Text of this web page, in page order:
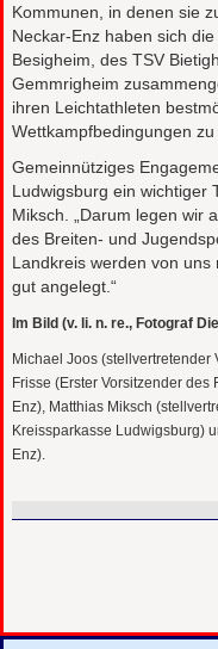
Kommunen, in denen sie
Neckar-Enz haben sich
Besigheim, des TSV
Gemmrigheim
ihren Leichtathleten
Wettkampfbedingungen
Gemeinnütziges
Ludwigsburg ein wichtiger
Miksch. „Darum legen wir
des Breiten- und
Landkreis werden von
gut angelegt.“
Im Bild (v. li. n. re., Fotograf
Michael Joos (stellvertretender
Frisse (Erster Vorsitzender
Enz), Matthias Miksch
Kreissparkasse Ludwigsburg)
Enz).